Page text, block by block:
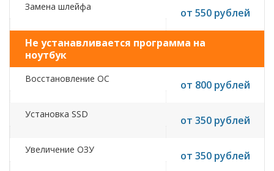
Замена шлейфа от 550 рублей
Не устанавливается программа на
ноутбук
Восстановление ОС от 800 рублей
Установка SSD от 350 рублей
Увеличение ОЗУ от 350 рублей